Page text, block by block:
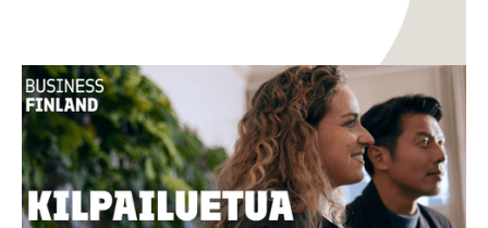
TKI Innovaatiot
Uusi opas: Miten aineettomasta arvosta
rakennetaan kilpailukykyä ja kasvua?